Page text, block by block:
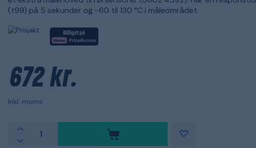
(t99) på 5 sekunder og -60 til 130 °C i måleområdet.
672 kr.
Inkl. moms